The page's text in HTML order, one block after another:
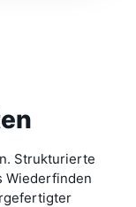
Strukturierte
Wiederfinden